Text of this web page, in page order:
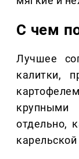
С чем
Лучшее
калитки,
отдельно,
карельской